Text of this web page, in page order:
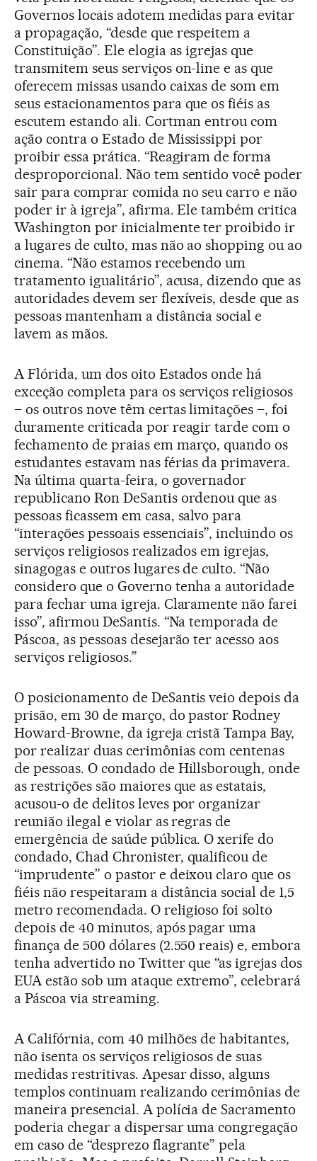
Governos locais adotem medidas para evitar
a propagação, “desde que respeitem a
Constituição”. Ele elogia as igrejas que
transmitem seus serviços on-line e as que
oferecem missas usando caixas de som em
seus estacionamentos para que os fiéis as
escutem estando ali. Cortman entrou com
ação contra o Estado de Mississippi por
proibir essa prática. “Reagiram de forma
desproporcional. Não tem sentido você poder
sair para comprar comida no seu carro e não
poder ir à igreja”, afirma. Ele também critica
Washington por inicialmente ter proibido ir
a lugares de culto, mas não ao shopping ou ao
cinema. “Não estamos recebendo um
tratamento igualitário”, acusa, dizendo que as
autoridades devem ser flexíveis, desde que as
pessoas mantenham a distância social e
lavem as mãos.
A Flórida, um dos oito Estados onde há
exceção completa para os serviços religiosos
– os outros nove têm certas limitações –, foi
duramente criticada por reagir tarde com o
fechamento de praias em março, quando os
estudantes estavam nas férias da primavera.
Na última quarta-feira, o governador
republicano Ron DeSantis ordenou que as
pessoas ficassem em casa, salvo para
“interações pessoais essenciais”, incluindo os
serviços religiosos realizados em igrejas,
sinagogas e outros lugares de culto. “Não
considero que o Governo tenha a autoridade
para fechar uma igreja. Claramente não farei
isso”, afirmou DeSantis. “Na temporada de
Páscoa, as pessoas desejarão ter acesso aos
serviços religiosos.”
O posicionamento de DeSantis veio depois da
prisão, em 30 de março, do pastor Rodney
Howard-Browne, da igreja cristã Tampa Bay,
por realizar duas cerimônias com centenas
de pessoas. O condado de Hillsborough, onde
as restrições são maiores que as estatais,
acusou-o de delitos leves por organizar
reunião ilegal e violar as regras de
emergência de saúde pública. O xerife do
condado, Chad Chronister, qualificou de
“imprudente” o pastor e deixou claro que os
fiéis não respeitaram a distância social de 1,5
metro recomendada. O religioso foi solto
depois de 40 minutos, após pagar uma
finança de 500 dólares (2.550 reais) e, embora
tenha advertido no Twitter que “as igrejas dos
EUA estão sob um ataque extremo”, celebrará
a Páscoa via streaming.
A Califórnia, com 40 milhões de habitantes,
não isenta os serviços religiosos de suas
medidas restritivas. Apesar disso, alguns
templos continuam realizando cerimônias de
maneira presencial. A polícia de Sacramento
poderia chegar a dispersar uma congregação
em caso de “desprezo flagrante” pela